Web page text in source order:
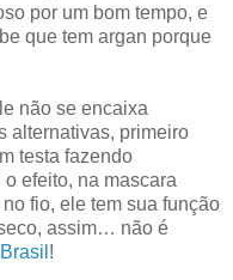
por um bom tempo, e
que tem argan porque
não se encaixa
alternativas, primeiro
testa fazendo
efeito, na mascara
fio, ele tem sua função
assim… não é
!